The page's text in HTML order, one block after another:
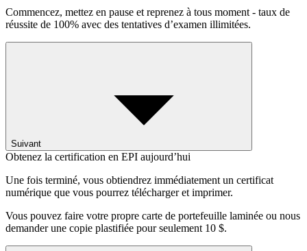
Commencez, mettez en pause et reprenez à tous moment - taux de
réussite de 100% avec des tentatives d’examen illimitées.
Suivant
Obtenez la certification en EPI aujourd’hui
Une fois terminé, vous obtiendrez immédiatement un certificat
numérique que vous pourrez télécharger et imprimer.
Vous pouvez faire votre propre carte de portefeuille laminée ou nous
demander une copie plastifiée pour seulement 10 $.